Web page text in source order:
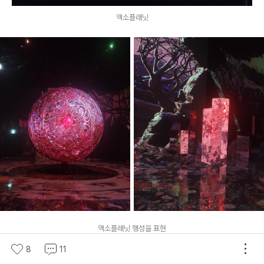
액소플래닛
액소플래닛 행성을 표현
8 11